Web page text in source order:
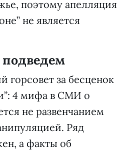
поэтому апелляция
не является
подведем
горсовет за бесценок
4 мифа в СМИ о
не развенчанием
Ряд
а факты об